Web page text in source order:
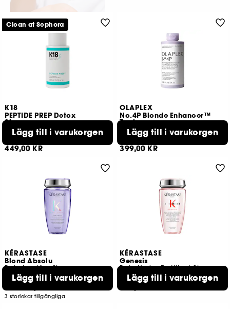
K18
PEPTIDE PREP Detox
Shampoo
Color-Safe
449,00 KR
Lägg till i varukorgen
Clean at Sephora
OLAPLEX
No.4P Blonde Enhancer™
Toning
Schampo
399,00 KR
Lägg till i varukorgen
KÉRASTASE
Blond Absolu
Bain Lumière Shampoo
347
3 storlekar tillgängliga
Lägg till i varukorgen
KÉRASTASE
Genesis
Bain Hydra Fortifiant Shampoo
498
409,00 KR
Lägg till i varukorgen